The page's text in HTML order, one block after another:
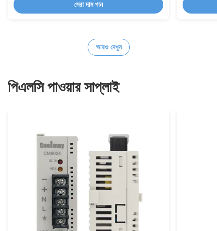
সেরা দাম পান
আরও দেখুন
পিএলসি পাওয়ার সাপ্লাই